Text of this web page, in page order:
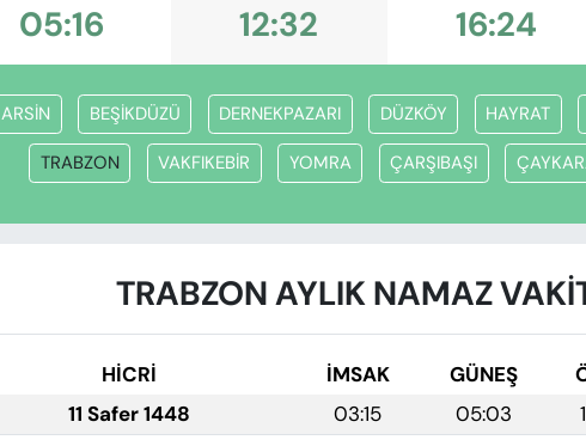
05:16 12:32 16:24
ARSİN BEŞİKDÜZÜ DERNEKPAZARI DÜZKÖY HAYRAT
TRABZON VAKFIKEBİR YOMRA ÇARŞIBAŞI
TRABZON AYLIK NAMAZ
HİCRİ İMSAK GÜNEŞ
11 Safer 1448 03:15 05:03